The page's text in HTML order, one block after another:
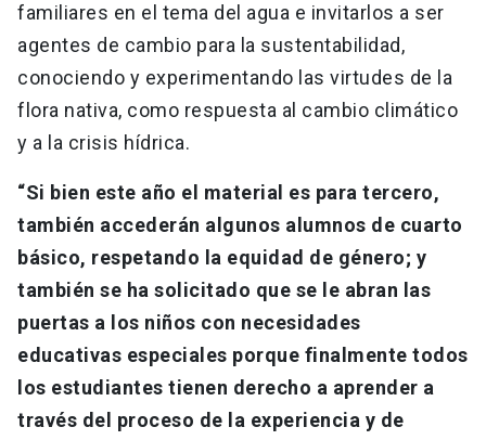
familiares en el tema del agua e invitarlos a ser
agentes de cambio para la sustentabilidad,
conociendo y experimentando las virtudes de la
flora nativa, como respuesta al cambio climático
y a la crisis hídrica.
“Si bien este año el material es para tercero,
también accederán algunos alumnos de cuarto
básico, respetando la equidad de género; y
también se ha solicitado que se le abran las
puertas a los niños con necesidades
educativas especiales porque finalmente todos
los estudiantes tienen derecho a aprender a
través del proceso de la experiencia y de